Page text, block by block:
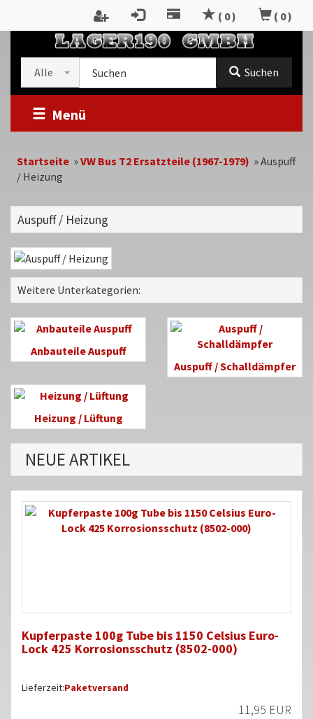
( 0) ( 0)
Alle
Shop
Suchen
Menü
Startseite »VW Bus T2 Ersatzteile (1967-1979) »Auspuff
/ Heizung
Auspuff / Heizung
Weitere Unterkategorien:
Anbauteile Auspuff
Auspuff / Schalldämpfer
Heizung / Lüftung
NEUE ARTIKEL
Kupferpaste 100g Tube bis 1150 Celsius Euro-
Lock 425 Korrosionsschutz (8502-000)
Lieferzeit:Paketversand
11,95 EUR